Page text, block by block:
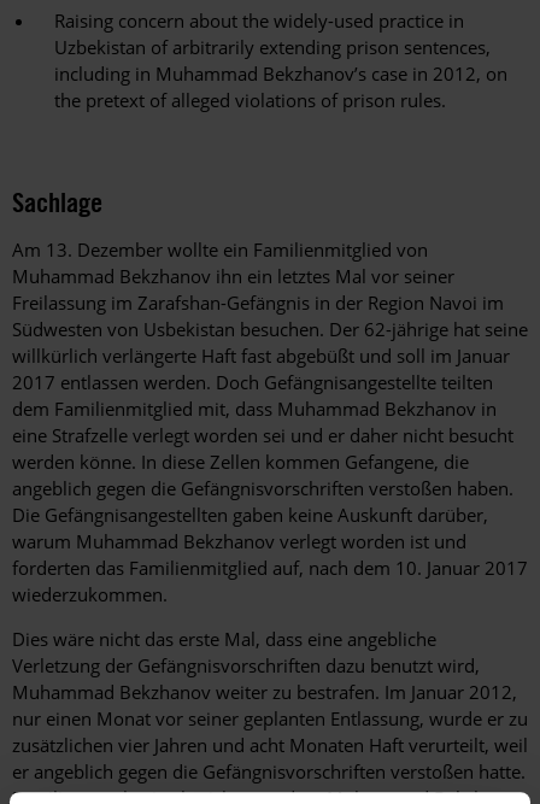
Raising concern about the widely-used practice in
Uzbekistan of arbitrarily extending prison sentences,
including in Muhammad Bekzhanov’s case in 2012, on
the pretext of alleged violations of prison rules.
Sachlage
Am 13. Dezember wollte ein Familienmitglied von
Muhammad Bekzhanov ihn ein letztes Mal vor seiner
Freilassung im Zarafshan-Gefängnis in der Region Navoi im
Südwesten von Usbekistan besuchen. Der 62-jährige hat seine
willkürlich verlängerte Haft fast abgebüßt und soll im Januar
2017 entlassen werden. Doch Gefängnisangestellte teilten
dem Familienmitglied mit, dass Muhammad Bekzhanov in
eine Strafzelle verlegt worden sei und er daher nicht besucht
werden könne. In diese Zellen kommen Gefangene, die
angeblich gegen die Gefängnisvorschriften verstoßen haben.
Die Gefängnisangestellten gaben keine Auskunft darüber,
warum Muhammad Bekzhanov verlegt worden ist und
forderten das Familienmitglied auf, nach dem 10. Januar 2017
wiederzukommen.
Dies wäre nicht das erste Mal, dass eine angebliche
Verletzung der Gefängnisvorschriften dazu benutzt wird,
Muhammad Bekzhanov weiter zu bestrafen. Im Januar 2012,
nur einen Monat vor seiner geplanten Entlassung, wurde er zu
zusätzlichen vier Jahren und acht Monaten Haft verurteilt, weil
er angeblich gegen die Gefängnisvorschriften verstoßen hatte.
Familienangehörige berichteten, dass Muhammad Bekzhanov